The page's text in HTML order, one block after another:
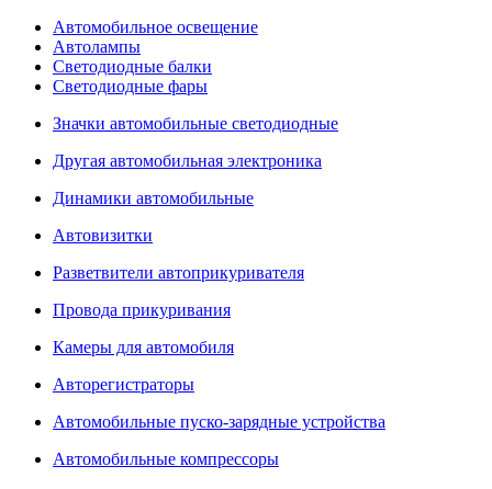
Автомобильное освещение
Автолампы
Светодиодные балки
Светодиодные фары
Значки автомобильные светодиодные
Другая автомобильная электроника
Динамики автомобильные
Автовизитки
Разветвители автоприкуривателя
Провода прикуривания
Камеры для автомобиля
Авторегистраторы
Автомобильные пуско-зарядные устройства
Автомобильные компрессоры